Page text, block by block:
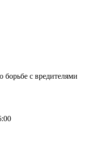
борьбе с вредителями